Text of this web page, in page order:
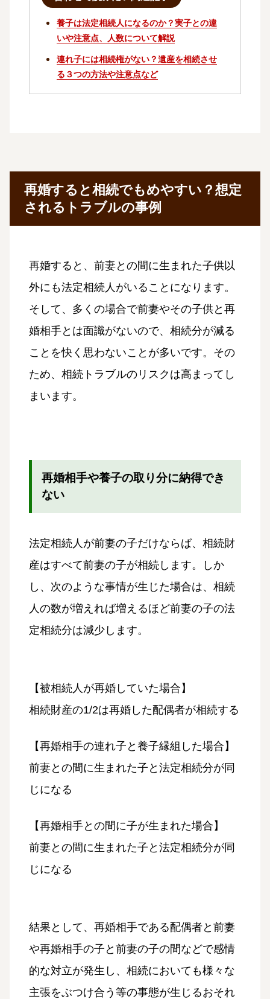
養子は法定相続人になるのか？実子との違
いや注意点、人数について解説
連れ子には相続権がない？遺産を相続させ
る３つの方法や注意点など
再婚すると相続でもめやすい？想定
されるトラブルの事例
再婚すると、前妻との間に生まれた子供以
外にも法定相続人がいることになります。
そして、多くの場合で前妻やその子供と再
婚相手とは面識がないので、相続分が減る
ことを快く思わないことが多いです。その
ため、相続トラブルのリスクは高まってし
まいます。
再婚相手や養子の取り分に納得でき
ない
法定相続人が前妻の子だけならば、相続財
産はすべて前妻の子が相続します。しか
し、次のような事情が生じた場合は、相続
人の数が増えれば増えるほど前妻の子の法
定相続分は減少します。
【被相続人が再婚していた場合】
相続財産の1/2は再婚した配偶者が相続する
【再婚相手の連れ子と養子縁組した場合】
前妻との間に生まれた子と法定相続分が同
じになる
【再婚相手との間に子が生まれた場合】
前妻との間に生まれた子と法定相続分が同
じになる
結果として、再婚相手である配偶者と前妻
や再婚相手の子と前妻の子の間などで感情
的な対立が発生し、相続においても様々な
主張をぶつけ合う等の事態が生じるおそれ